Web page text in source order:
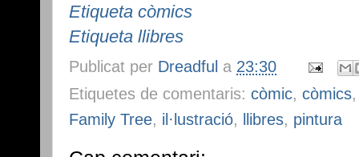
Etiqueta còmics
Etiqueta llibres
Publicat per Dreadful a 23:30
Etiquetes de comentaris: còmic, còmics
Family Tree, il·lustració, llibres, pintura